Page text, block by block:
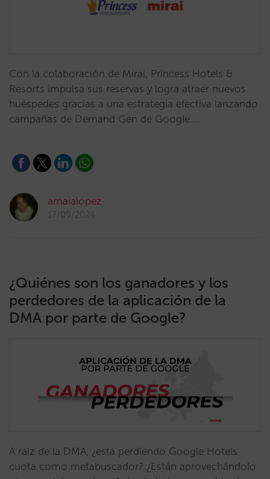
Con la colaboración de Mirai, Princess Hotels &
Resorts impulsa sus reservas y logra atraer nuevos
huéspedes gracias a una estrategia efectiva lanzando
campañas de Demand Gen de Google.…
amaialopez
17/09/2024
¿Quiénes son los ganadores y los
perdedores de la aplicación de la
DMA por parte de Google?
A raíz de la DMA, ¿está perdiendo Google Hotels
cuota como metabuscador? ¿Están aprovechándolo